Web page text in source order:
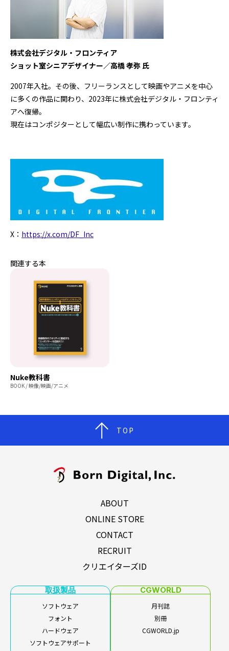
株式会社デジタル・フロンティア
ショット室シニアデザイナー／高橋 孝弥氏
2007年入社。その後、フリーランスとして映画やアニメを中心
に多くの作品に関わり、2023年に株式会社デジタル・フロンティ
アへ復帰。
現在はコンポジターとして幅広い制作に携わっています。
X： https://x.com/DF_Inc
関連する本
Nuke教科書
BOOK / 映像/映画/アニメ
TOP
ABOUT
ONLINE STORE
CONTACT
RECRUIT
クリエイターズID
取扱製品
ソフトウェア
フォント
ハードウェア
ソフトウェアサポート
CGWORLD
月刊誌
別冊
CGWORLD.jp